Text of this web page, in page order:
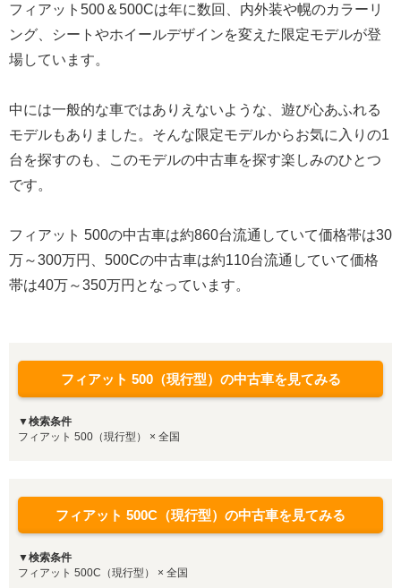
フィアット500＆500Cは年に数回、内外装や幌のカラーリ
ング、シートやホイールデザインを変えた限定モデルが登
場しています。
中には一般的な車ではありえないような、遊び心あふれる
モデルもありました。そんな限定モデルからお気に入りの1
台を探すのも、このモデルの中古車を探す楽しみのひとつ
です。
フィアット 500の中古車は約860台流通していて価格帯は30
万～300万円、500Cの中古車は約110台流通していて価格
帯は40万～350万円となっています。
フィアット 500（現行型）の中古車を見てみる
▼検索条件
フィアット 500（現行型） × 全国
フィアット 500C（現行型）の中古車を見てみる
▼検索条件
フィアット 500C（現行型） × 全国